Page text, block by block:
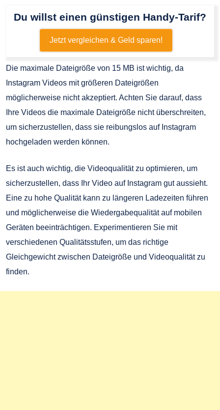
Du willst einen günstigen Handy-Tarif?
Jetzt vergleichen & Geld sparen!
Die maximale Dateigröße von 15 MB ist wichtig, da
Instagram Videos mit größeren Dateigrößen
möglicherweise nicht akzeptiert. Achten Sie darauf, dass
Ihre Videos die maximale Dateigröße nicht überschreiten,
um sicherzustellen, dass sie reibungslos auf Instagram
hochgeladen werden können.
Es ist auch wichtig, die Videoqualität zu optimieren, um
sicherzustellen, dass Ihr Video auf Instagram gut aussieht.
Eine zu hohe Qualität kann zu längeren Ladezeiten führen
und möglicherweise die Wiedergabequalität auf mobilen
Geräten beeinträchtigen. Experimentieren Sie mit
verschiedenen Qualitätsstufen, um das richtige
Gleichgewicht zwischen Dateigröße und Videoqualität zu
finden.